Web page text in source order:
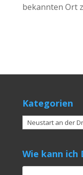
bekannten Ort
Kategorien
Kategorien
Wie kann ich